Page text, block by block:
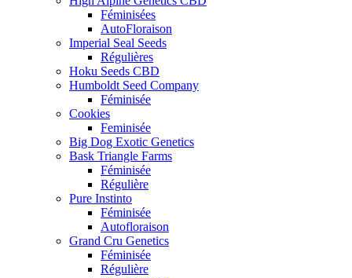
Féminisées
AutoFloraison
Imperial Seal Seeds
Régulières
Hoku Seeds CBD
Humboldt Seed Company
Féminisée
Cookies
Feminisée
Big Dog Exotic Genetics
Bask Triangle Farms
Féminisée
Régulière
Pure Instinto
Féminisée
Autofloraison
Grand Cru Genetics
Féminisée
Régulière